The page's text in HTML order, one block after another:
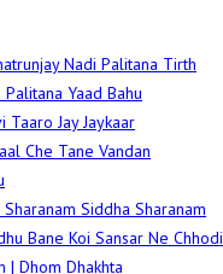
Nadi Palitana Tirth
Yaad Bahu
Jay Jaykaar
Che Tane Vandan
Siddha Sharanam
Bane Koi Sansar Ne Chhodi
| Dhom Dhakhta